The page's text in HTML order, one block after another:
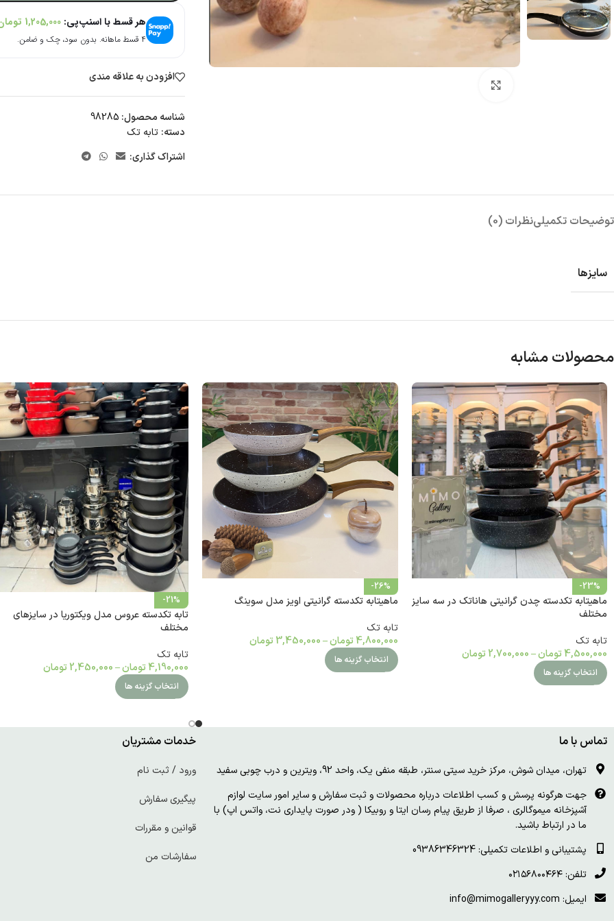
هر قسط با اسنپ‌پی: 1,205,000
۴ قسط ماهانه. بدون سود، چک و ضامن.
افزودن به علاقه مندی
شناسه محصول: 98285
دسته: تابه تک
اشتراک گذاری:
توضیحات تکمیلینظرات (0)
سایزها
محصولات مشابه
-23%
ماهیتابه تکدسته چدن گرانیتی هاناتک در سه سایز
مختلف
تابه تک
4,500,000 تومان–
2,700,000 تومان
انتخاب گزینه ها
-26%
ماهیتابه تکدسته گرانیتی اویز مدل سوینگ
تابه تک
4,800,000 تومان–
3,450,000 تومان
انتخاب گزینه ها
-21%
تابه تکدسته عروس مدل ویکتوریا در سایزهای
مختلف
تابه تک
4,190,000 تومان–
2,450,000 تومان
انتخاب گزینه ها
تماس با ما
تهران، میدان شوش، مرکز خرید سیتی سنتر، طبقه منفی یک، واحد 92، ویترین و درب چوبی سفید
جهت هرگونه پرسش و کسب اطلاعات درباره محصولات و ثبت سفارش و سایر امور سایت لوازم
آشپزخانه میموگالری ، صرفا از طریق پیام رسان ایتا و روبیکا ( ودر صورت پایداری نت، واتس اپ) با
ما در ارتباط باشید.
پشتیبانی و اطلاعات تکمیلی: 09386346324
تلفن: ۰۲۱۵۶۸۰۰۴۶۴
ایمیل: info@mimogalleryyy.com
خدمات مشتریان
ورود / ثبت نام
پیگیری سفارش
قوانین و مقررات
سفارشات من